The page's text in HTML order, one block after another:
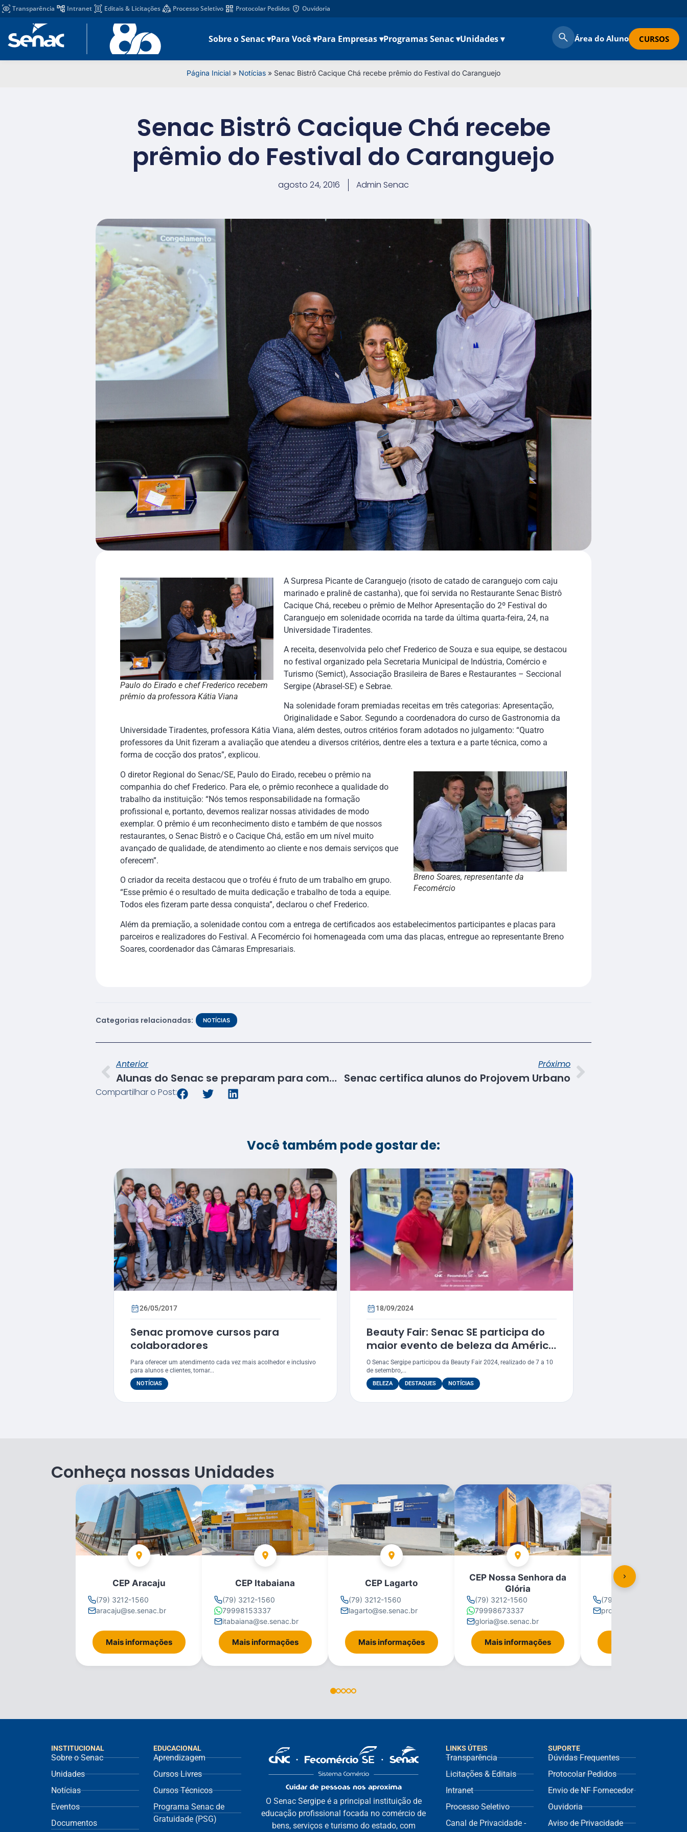
Transparência Intranet Editais & Licitações Processo Seletivo Protocolar Pedidos Ouvidoria
Sobre o Senac ▾Para Você ▾Para Empresas ▾Programas Senac ▾Unidades ▾ Área do Aluno CURSOS
Página Inicial » Notícias » Senac Bistrô Cacique Chá recebe prêmio do Festival do Caranguejo
Senac Bistrô Cacique Chá recebe
prêmio do Festival do Caranguejo
agosto 24, 2016 Admin Senac
Paulo do Eirado e chef Frederico recebem
prêmio da professora Kátia Viana
A Surpresa Picante de Caranguejo (risoto de catado de caranguejo com caju
marinado e pralinê de castanha), que foi servida no Restaurante Senac Bistrô
Cacique Chá, recebeu o prêmio de Melhor Apresentação do 2º Festival do
Caranguejo em solenidade ocorrida na tarde da última quarta-feira, 24, na
Universidade Tiradentes.
A receita, desenvolvida pelo chef Frederico de Souza e sua equipe, se destacou
no festival organizado pela Secretaria Municipal de Indústria, Comércio e
Turismo (Semict), Associação Brasileira de Bares e Restaurantes – Seccional
Sergipe (Abrasel-SE) e Sebrae.
Na solenidade foram premiadas receitas em três categorias: Apresentação,
Originalidade e Sabor. Segundo a coordenadora do curso de Gastronomia da
Universidade Tiradentes, professora Kátia Viana, além destes, outros critérios foram adotados no julgamento: “Quatro
professores da Unit fizeram a avaliação que atendeu a diversos critérios, dentre eles a textura e a parte técnica, como a
forma de cocção dos pratos”, explicou.
Breno Soares, representante da
Fecomércio
O diretor Regional do Senac/SE, Paulo do Eirado, recebeu o prêmio na
companhia do chef Frederico. Para ele, o prêmio reconhece a qualidade do
trabalho da instituição: “Nós temos responsabilidade na formação
profissional e, portanto, devemos realizar nossas atividades de modo
exemplar. O prêmio é um reconhecimento disto e também de que nossos
restaurantes, o Senac Bistrô e o Cacique Chá, estão em um nível muito
avançado de qualidade, de atendimento ao cliente e nos demais serviços que
oferecem”.
O criador da receita destacou que o troféu é fruto de um trabalho em grupo.
“Esse prêmio é o resultado de muita dedicação e trabalho de toda a equipe.
Todos eles fizeram parte dessa conquista”, declarou o chef Frederico.
Além da premiação, a solenidade contou com a entrega de certificados aos estabelecimentos participantes e placas para
parceiros e realizadores do Festival. A Fecomércio foi homenageada com uma das placas, entregue ao representante Breno
Soares, coordenador das Câmaras Empresariais.
Categorias relacionadas: NOTÍCIAS
Anterior
Alunas do Senac se preparam para competição nacional
Próximo
Senac certifica alunos do Projovem Urbano
Compartilhar o Post:
Você também pode gostar de:
26/05/2017
Senac promove cursos para
colaboradores
Para oferecer um atendimento cada vez mais acolhedor e inclusivo
para alunos e clientes, tornar...
NOTÍCIAS
18/09/2024
Beauty Fair: Senac SE participa do
maior evento de beleza da América
Latina
O Senac Sergipe participou da Beauty Fair 2024, realizado de 7 a 10
de setembro,...
BELEZA DESTAQUES NOTÍCIAS
Conheça nossas Unidades
CEP Aracaju
(79) 3212-1560
aracaju@se.senac.br
Mais informações
CEP Itabaiana
(79) 3212-1560
79998153337
itabaiana@se.senac.br
Mais informações
CEP Lagarto
(79) 3212-1560
lagarto@se.senac.br
Mais informações
CEP Nossa Senhora da
Glória
(79) 3212-1560
79998673337
gloria@se.senac.br
Mais informações
CEP Propriá
(79) 3212-1560
propria@se.senac.br
INSTITUCIONAL
Sobre o Senac
Unidades
Notícias
Eventos
Documentos
EDUCACIONAL
Aprendizagem
Cursos Livres
Cursos Técnicos
Programa Senac de
Gratuidade (PSG)
O Senac Sergipe é a principal instituição de
educação profissional focada no comércio de
bens, serviços e turismo do estado, com
LINKS ÚTEIS
Transparência
Licitações & Editais
Intranet
Processo Seletivo
Canal de Privacidade -
SUPORTE
Dúvidas Frequentes
Protocolar Pedidos
Envio de NF Fornecedor
Ouvidoria
Aviso de Privacidade